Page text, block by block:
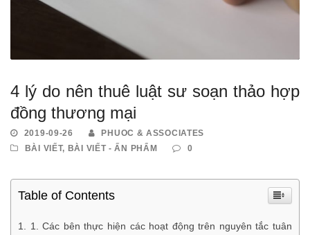
4 lý do nên thuê luật sư soạn thảo hợp
đồng thương mại
2019-09-26
PHUOC & ASSOCIATES
BÀI VIẾT, BÀI VIẾT - ẤN PHẨM 0
Table of Contents
1. Các bên thực hiện các hoạt động trên nguyên tắc tuân